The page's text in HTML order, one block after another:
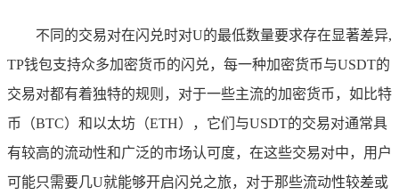
不同的交易对在闪兑时对U的最低数量要求存在显著差异,
TP钱包支持众多加密货币的闪兑，每一种加密货币与USDT的
交易对都有着独特的规则，对于一些主流的加密货币，如比特
币（BTC）和以太坊（ETH），它们与USDT的交易对通常具
有较高的流动性和广泛的市场认可度，在这些交易对中，用户
可能只需要几U就能够开启闪兑之旅，对于那些流动性较差或